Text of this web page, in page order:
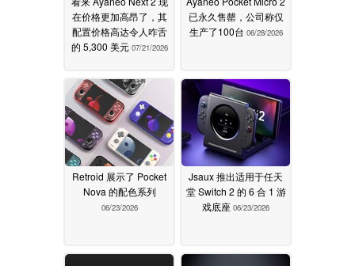
在价格更加高昂了，其
配置价格高达令人咋舌
的 5,300 美元 07/21/2026
已永久售罄，公司称仅
生产了100台 06/28/2026
Retroid 展示了 Pocket
Nova 的配色系列
06/23/2026
Jsaux 推出适用于任天
堂 Switch 2 的 6 合 1 游
戏底座 06/23/2026